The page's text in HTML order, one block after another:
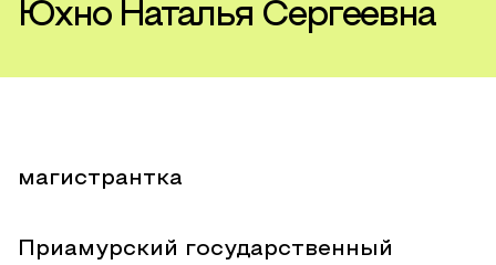
Юхно Наталья Сергеевна
магистрантка
Приамурский государственный